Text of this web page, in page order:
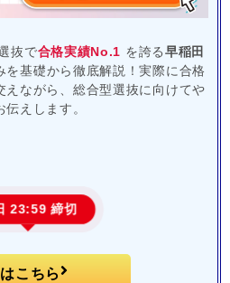
抜で合格実績No.1 を誇る早稲田
を基礎から徹底解説！実際に合格
えながら、総合型選抜に向けてや
えします。
23:59 締切
こちら